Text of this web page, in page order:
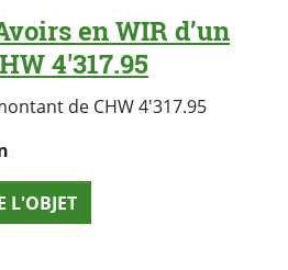
en WIR d’un
4'317.95
de CHW 4'317.95
L'OBJET